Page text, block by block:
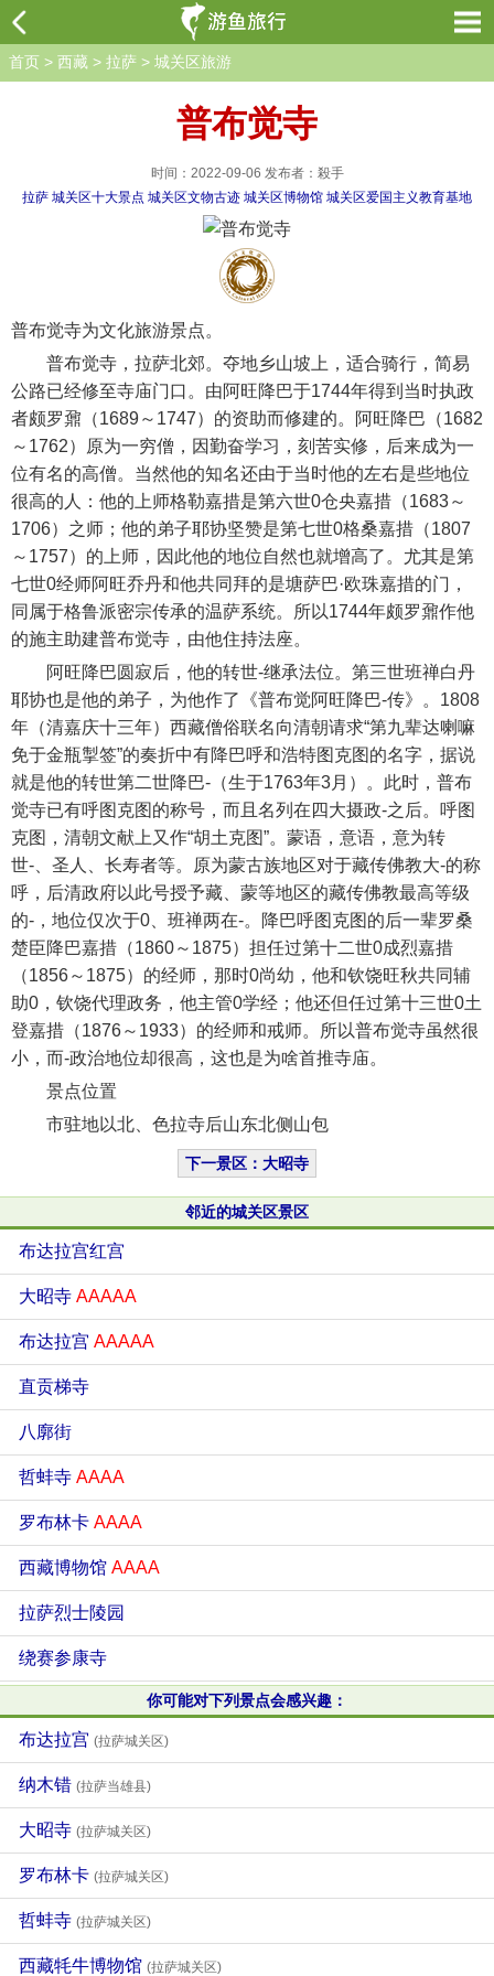
首页 > 西藏 > 拉萨 > 城关区旅游
普布觉寺
时间：2022-09-06 发布者：殺手
拉萨 城关区十大景点 城关区文物古迹 城关区博物馆 城关区爱国主义教育基地
普布觉寺为文化旅游景点。
普布觉寺，拉萨北郊。夺地乡山坡上，适合骑行，简易
公路已经修至寺庙门口。由阿旺降巴于1744年得到当时执政
者颇罗鼐（1689～1747）的资助而修建的。阿旺降巴（1682
～1762）原为一穷僧，因勤奋学习，刻苦实修，后来成为一
位有名的高僧。当然他的知名还由于当时他的左右是些地位
很高的人：他的上师格勒嘉措是第六世0仓央嘉措（1683～
1706）之师；他的弟子耶协坚赞是第七世0格桑嘉措（1807
～1757）的上师，因此他的地位自然也就增高了。尤其是第
七世0经师阿旺乔丹和他共同拜的是塘萨巴·欧珠嘉措的门，
同属于格鲁派密宗传承的温萨系统。所以1744年颇罗鼐作他
的施主助建普布觉寺，由他住持法座。
阿旺降巴圆寂后，他的转世-继承法位。第三世班禅白丹
耶协也是他的弟子，为他作了《普布觉阿旺降巴-传》。1808
年（清嘉庆十三年）西藏僧俗联名向清朝请求“第九辈达喇嘛
免于金瓶掣签”的奏折中有降巴呼和浩特图克图的名字，据说
就是他的转世第二世降巴-（生于1763年3月）。此时，普布
觉寺已有呼图克图的称号，而且名列在四大摄政-之后。呼图
克图，清朝文献上又作“胡土克图”。蒙语，意语，意为转
世-、圣人、长寿者等。原为蒙古族地区对于藏传佛教大-的称
呼，后清政府以此号授予藏、蒙等地区的藏传佛教最高等级
的-，地位仅次于0、班禅两在-。降巴呼图克图的后一辈罗桑
楚臣降巴嘉措（1860～1875）担任过第十二世0成烈嘉措
（1856～1875）的经师，那时0尚幼，他和钦饶旺秋共同辅
助0，钦饶代理政务，他主管0学经；他还但任过第十三世0土
登嘉措（1876～1933）的经师和戒师。所以普布觉寺虽然很
小，而-政治地位却很高，这也是为啥首推寺庙。
景点位置
市驻地以北、色拉寺后山东北侧山包
下一景区：大昭寺
邻近的城关区景区
布达拉宫红宫
大昭寺 AAAAA
布达拉宫 AAAAA
直贡梯寺
八廓街
哲蚌寺 AAAA
罗布林卡 AAAA
西藏博物馆 AAAA
拉萨烈士陵园
绕赛参康寺
你可能对下列景点会感兴趣：
布达拉宫 (拉萨城关区)
纳木错 (拉萨当雄县)
大昭寺 (拉萨城关区)
罗布林卡 (拉萨城关区)
哲蚌寺 (拉萨城关区)
西藏牦牛博物馆 (拉萨城关区)